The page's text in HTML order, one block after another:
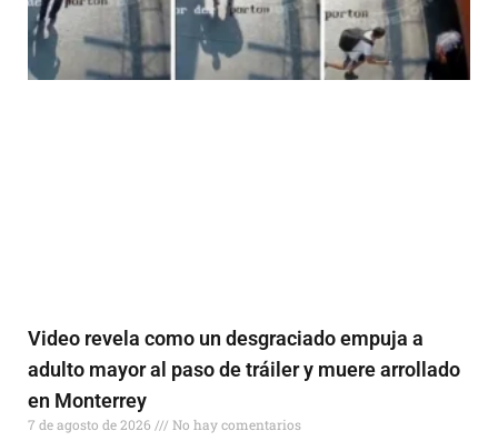
Video revela como un desgraciado empuja a
adulto mayor al paso de tráiler y muere arrollado
en Monterrey
7 de agosto de 2026 No hay comentarios